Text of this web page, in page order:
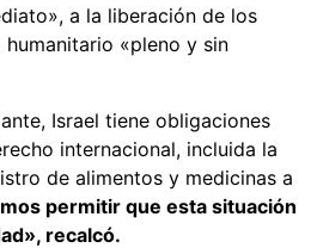
a la liberación de los
humanitario «pleno y sin
Israel tiene obligaciones
internacional, incluida la
de alimentos y medicinas a
permitir que esta situación
recalcó.